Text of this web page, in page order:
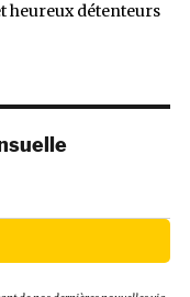
heureux détenteurs